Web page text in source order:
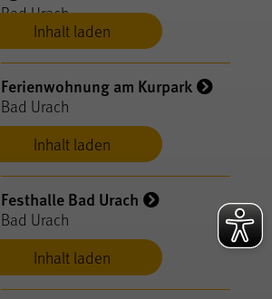
Inhalt laden
Bad Urach
Inhalt laden
Ferienwohnung am Kurpark
Bad Urach
Inhalt laden
Festhalle Bad Urach
Bad Urach